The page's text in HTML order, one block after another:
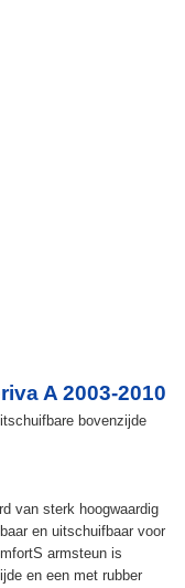
A 2003-2010
bovenzijde
van sterk hoogwaardig
en uitschuifbaar voor
armsteun is
en een met rubber